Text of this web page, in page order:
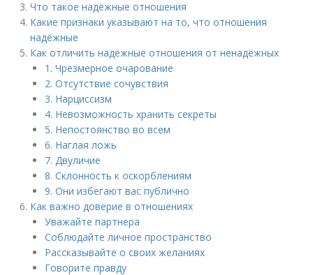
Что такое надёжные отношения
Какие признаки указывают на то, что отношения
надёжные
Как отличить надёжные отношения от ненадёжных
1. Чрезмерное очарование
2. Отсутствие сочувствия
3. Нарциссизм
4. Невозможность хранить секреты
5. Непостоянство во всем
6. Наглая ложь
7. Двуличие
8. Склонность к оскорблениям
9. Они избегают вас публично
Как важно доверие в отношениях
Уважайте партнера
Соблюдайте личное пространство
Рассказывайте о своих желаниях
Говорите правду